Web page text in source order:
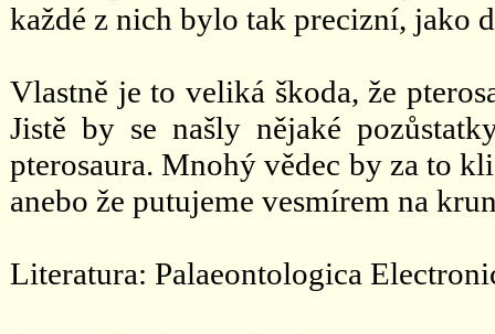
každé z nich bylo tak precizní, jako
Vlastně je to veliká škoda, že
Jistě by se našly nějaké
pterosaura. Mnohý vědec by za to
anebo že putujeme vesmírem na
Literatura: Palaeontologica